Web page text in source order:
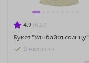
4.9 (637)
Букет "Улыбайся солнцу"
В наличии